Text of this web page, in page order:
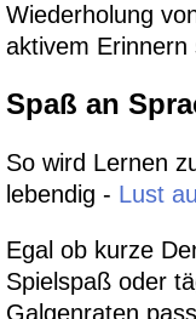
Wiederholung
aktivem
Spaß an
So wird Lernen
lebendig - Lust
Egal ob kurze
Spielspaß oder
Galgenraten